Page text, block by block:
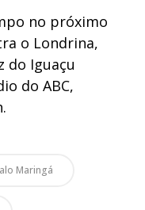
no próximo
o Londrina,
do Iguaçu
do ABC,
Maringá